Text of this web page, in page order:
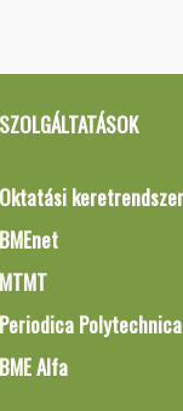
SZOLGÁLTATÁSOK
Oktatási keretrendszer
BMEnet
MTMT
Periodica Polytechnica
BME Alfa